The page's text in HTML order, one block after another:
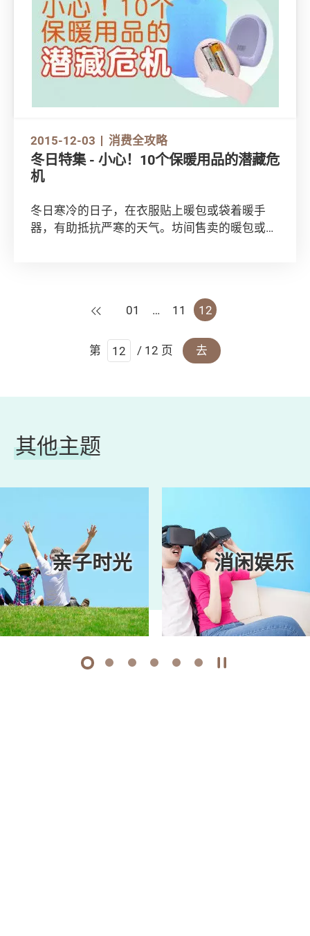
2015-12-03 消费全攻略
冬日特集 - 小心！10个保暖用品的潜藏危
机
冬日寒冷的日子，在衣服贴上暖包或袋着暖手
器，有助抵抗严寒的天气。坊间售卖的暖包或暖
体燃料暖手炉等。下文为你逐一剖析这些产品的
优点、缺点和潜藏危机。
上一页
01 … 11 12
第 / 12 页 去
其他主题
亲子时光 消闲娱乐
1 2 3 4 5 6 开始/暂停幻灯